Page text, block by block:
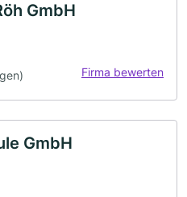
GmbH
Firma bewerten
GmbH